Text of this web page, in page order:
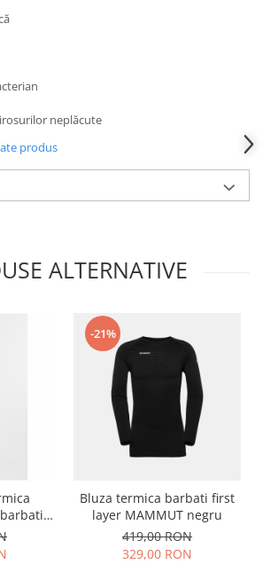
neplăcute
produs
ALTERNATIVE
gri
-21%
Bluza termica barbati first
layer MAMMUT negru
419,00 RON
329,00 RON